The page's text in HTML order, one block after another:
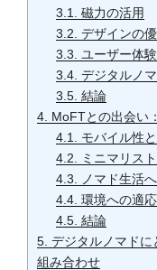
3.1.
磁力の活用
3.2. デザインの
3.3.
ユーザー体
3.4. デジタルノ
3.5. 結論
4. MoFTとの出会い
4.1.
モバイル性
4.2.
ミニマリス
4.3.
ノマド生活
4.4. 環境への適応
4.5. 結論
5. デジタルノマド
組み合わせ